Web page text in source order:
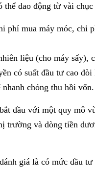
dao động từ vài
phí mua máy móc, chi
liệu (cho máy sấy),
có suất đầu tư cao
chóng thu hồi vốn.
đầu với một quy mô
trường và dòng tiền
giá là có mức đầu